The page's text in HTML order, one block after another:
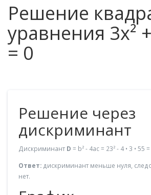
Решение
уравнения 3x²
= 0
Решение через
дискриминант
Дискриминант D = b² - 4ac = 23² - 4 • 3 • 55
Ответ: дискриминант меньше нуля,
нет.